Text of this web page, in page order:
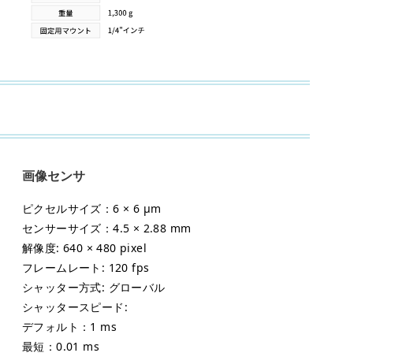
画像センサ
ピクセルサイズ：6 × 6 µm
センサーサイズ：4.5 × 2.88 mm
解像度: 640 × 480 pixel
フレームレート: 120 fps
シャッター方式: グローバル
シャッタースピード:
デフォルト：1 ms
最短：0.01 ms